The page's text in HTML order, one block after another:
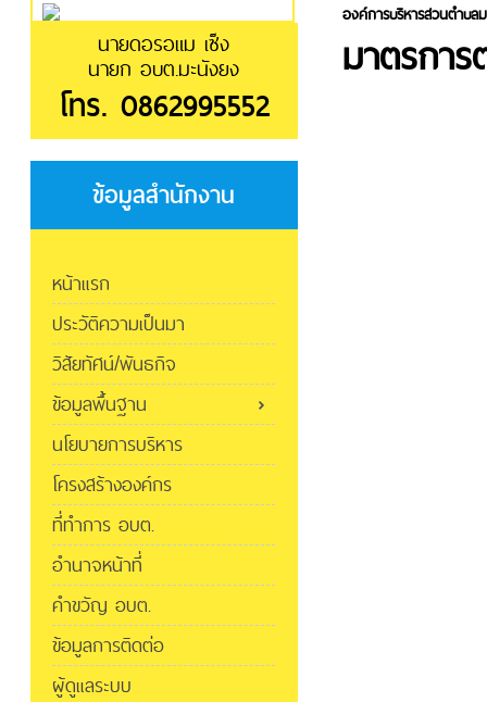
นายดอรอแม เซ็ง
นายก อบต.มะนังยง
โทร. 0862995552
ข้อมูลสำนักงาน
หน้าแรก
ประวัติความเป็นมา
วิสัยทัศน์/พันธกิจ
ข้อมูลพื้นฐาน
นโยบายการบริหาร
โครงสร้างองค์กร
ที่ทำการ อบต.
อำนาจหน้าที่
คำขวัญ อบต.
ข้อมูลการติดต่อ
ผู้ดูแลระบบ
องค์การบริหารส่วนตำบล
มาตรกา